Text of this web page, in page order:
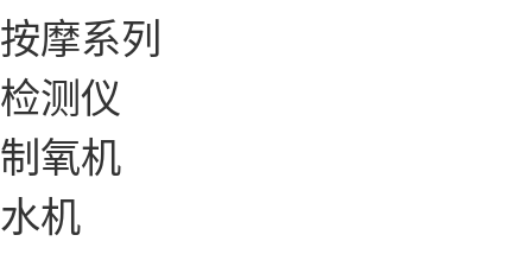
按摩系列
检测仪
制氧机
水机